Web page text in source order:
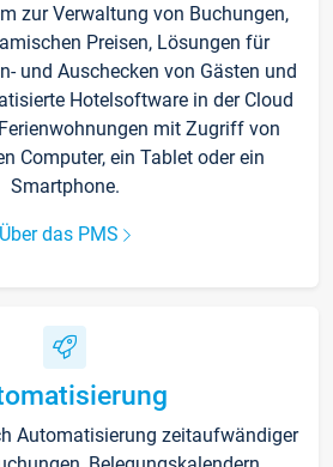
zur Verwaltung von Buchungen,
Preisen, Lösungen für
und Auschecken von Gästen und
Hotelsoftware in der Cloud
mit Zugriff von
Computer, ein Tablet oder ein
Smartphone.
Über das PMS
Automatisierung zeitaufwändiger